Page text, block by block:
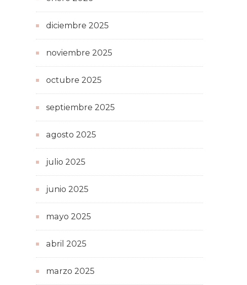
diciembre 2025
noviembre 2025
octubre 2025
septiembre 2025
agosto 2025
julio 2025
junio 2025
mayo 2025
abril 2025
marzo 2025